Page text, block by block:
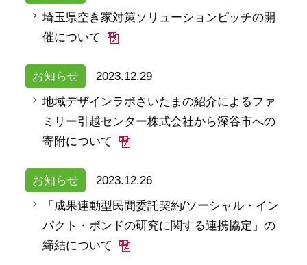
埼玉県空き家対策ソリューションピッチの開
催について
お知らせ
2023.12.29
地域デザインラボさいたまの紹介によるファ
ミリー引越センター株式会社から深谷市への
寄附について
お知らせ
2023.12.26
「成果連動型民間委託契約/ソーシャル・イン
パクト・ボンドの研究に関する連携協定」の
締結について